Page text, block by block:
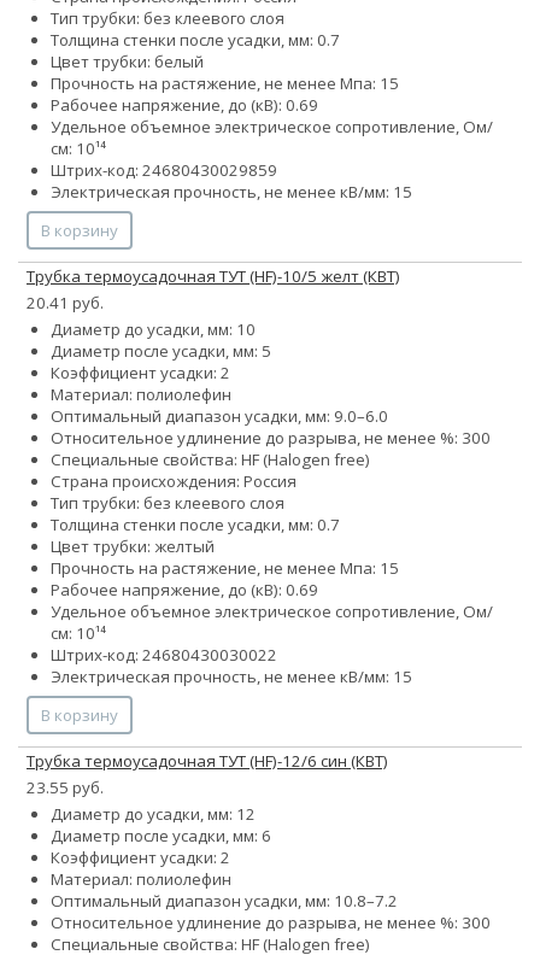
Тип трубки: без клеевого слоя
Толщина стенки после усадки, мм: 0.7
Цвет трубки: белый
Прочность на растяжение, не менее Мпа: 15
Рабочее напряжение, до (кВ): 0.69
Удельное объемное электрическое сопротивление, Ом/
см: 10¹⁴
Штрих-код: 24680430029859
Электрическая прочность, не менее кВ/мм: 15
В корзину
Трубка термоусадочная ТУТ (HF)-10/5 желт (КВТ)
20.41 руб.
Диаметр до усадки, мм: 10
Диаметр после усадки, мм: 5
Коэффициент усадки: 2
Материал: полиолефин
Оптимальный диапазон усадки, мм: 9.0–6.0
Относительное удлинение до разрыва, не менее %: 300
Специальные свойства: HF (Halogen free)
Страна происхождения: Россия
Тип трубки: без клеевого слоя
Толщина стенки после усадки, мм: 0.7
Цвет трубки: желтый
Прочность на растяжение, не менее Мпа: 15
Рабочее напряжение, до (кВ): 0.69
Удельное объемное электрическое сопротивление, Ом/
см: 10¹⁴
Штрих-код: 24680430030022
Электрическая прочность, не менее кВ/мм: 15
В корзину
Трубка термоусадочная ТУТ (HF)-12/6 син (КВТ)
23.55 руб.
Диаметр до усадки, мм: 12
Диаметр после усадки, мм: 6
Коэффициент усадки: 2
Материал: полиолефин
Оптимальный диапазон усадки, мм: 10.8–7.2
Относительное удлинение до разрыва, не менее %: 300
Специальные свойства: HF (Halogen free)